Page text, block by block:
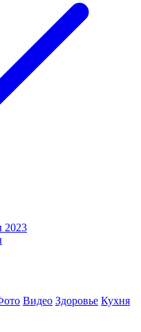
2023
Видео Здоровье Кухня